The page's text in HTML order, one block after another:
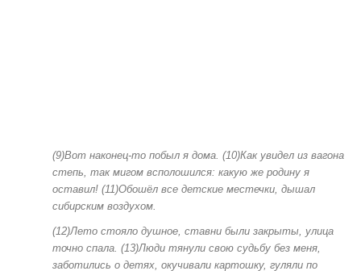
(9)Вот наконец-то побыл я дома. (10)Как увидел из вагона
степь, так мигом всполошился: какую же родину я
оставил! (11)Обошёл все детские местечки, дышал
сибирским воздухом.
(12)Лето стояло душное, ставни были закрыты, улица
точно спала. (13)Люди тянули свою судьбу без меня,
заботились о детях, окучивали картошку, гуляли по